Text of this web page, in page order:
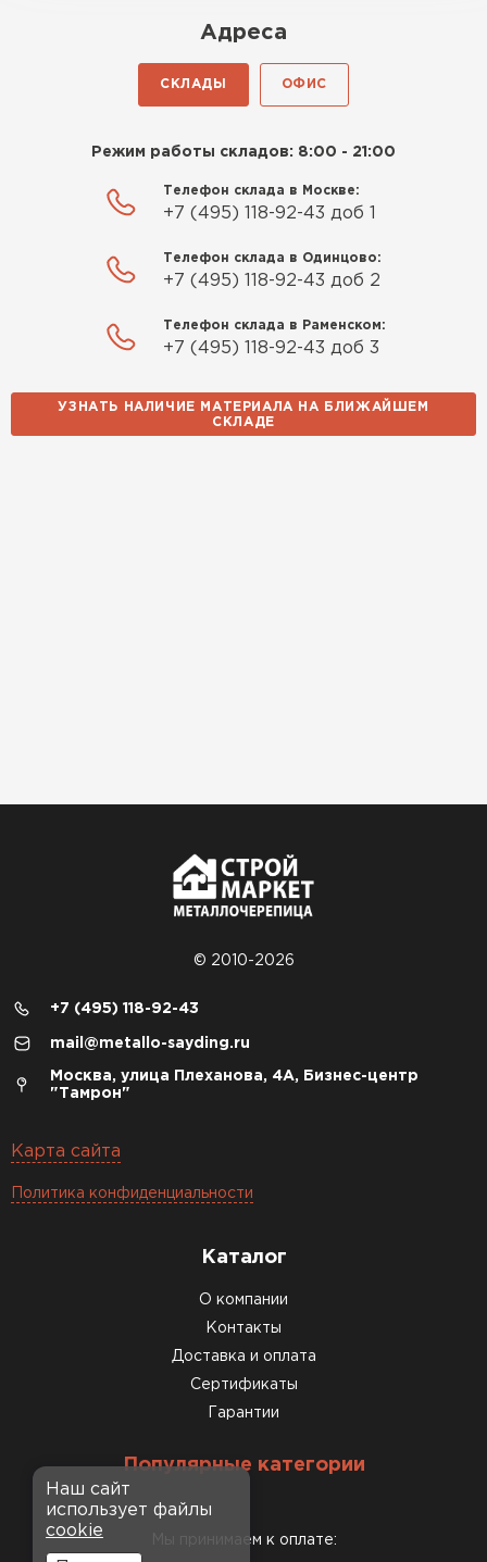
Адреса
СКЛАДЫ ОФИС
Режим работы складов: 8:00 - 21:00
Телефон склада в Москве:
+7 (495) 118-92-43 доб 1
Телефон склада в Одинцово:
+7 (495) 118-92-43 доб 2
Телефон склада в Раменском:
+7 (495) 118-92-43 доб 3
УЗНАТЬ НАЛИЧИЕ МАТЕРИАЛА НА БЛИЖАЙШЕМ
СКЛАДЕ
© 2010-2026
+7 (495) 118-92-43
mail@metallo-sayding.ru
Москва, улица Плеханова, 4А, Бизнес-центр
"Тамрон"
Карта сайта
Политика конфиденциальности
Каталог
О компании
Контакты
Доставка и оплата
Сертификаты
Гарантии
Популярные категории
Мы принимаем к оплате:
Наш сайт
использует файлы
cookie